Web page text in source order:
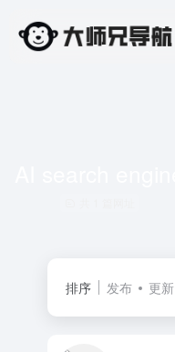
排序 发布 更新